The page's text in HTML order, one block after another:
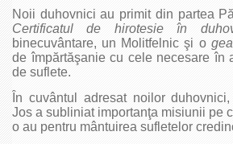
Noii duhovnici au primit din partea
Certificatul de hirotesie în
binecuvântare, un Molitfelnic şi o
de împărtăşanie cu cele necesare în
de suflete.
În cuvântul adresat noilor
Jos a subliniat importanţa misiunii pe
o au pentru mântuirea sufletelor